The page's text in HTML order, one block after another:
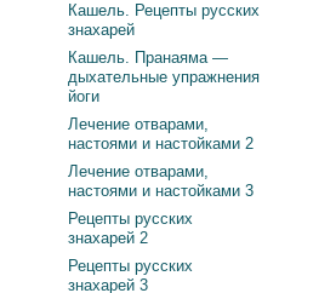
Кашель. Рецепты русских
знахарей
Кашель. Пранаяма —
дыхательные упражнения
йоги
Лечение отварами,
настоями и настойками 2
Лечение отварами,
настоями и настойками 3
Рецепты русских
знахарей 2
Рецепты русских
знахарей 3